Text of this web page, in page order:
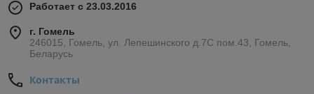
Работает с 23.03.2016
г. Гомель
246015, Гомель, ул. Лепешинского д.7С пом.43, Гомель,
Беларусь
Контакты